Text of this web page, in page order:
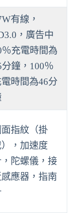
有線，
，廣告中
％充電時間為
分鐘，100％
時間為46分
指紋（掛
），加速度
，陀螺儀，接
應器，指南